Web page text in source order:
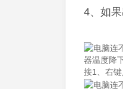
4、如
器温度降
接1、右